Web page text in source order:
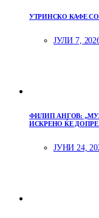
УТРИНСКО КАФЕ
ЈУЛИ 7,
ФИЛИП АНГОВ:
ИСКРЕНО ЌЕ ДОПРЕ
ЈУНИ 24,